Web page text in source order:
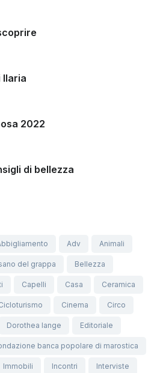
Ilaria
2022
di bellezza
Adv Animali
del grappa Bellezza
Capelli Casa Ceramica
Cinema Circo
Dorothea lange Editoriale
banca popolare di marostica
Immobili Incontri Interviste